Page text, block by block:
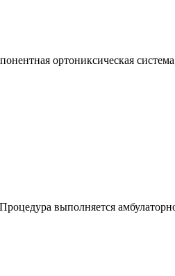
ортониксическая система,
выполняется